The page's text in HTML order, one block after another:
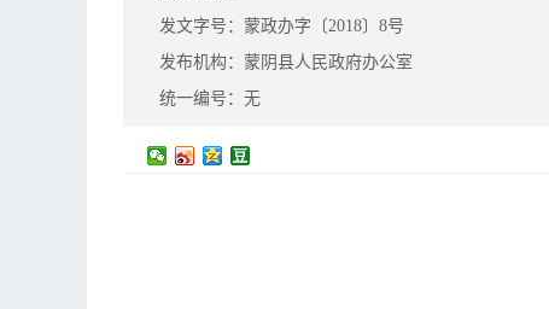
发文字号： 蒙政办字〔2018〕8号
发布机构： 蒙阴县人民政府办公室
统一编号： 无